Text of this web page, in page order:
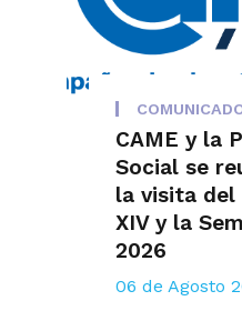
CAME y la
Social se
la visita del
XIV y la
2026
06 de Agosto